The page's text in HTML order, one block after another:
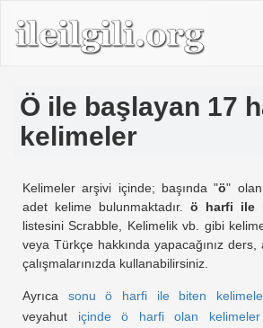
Ö ile başlayan 17
kelimeler
Kelimeler arşivi içinde; başında "ö"
adet kelime bulunmaktadır. ö harfi ile
listesini Scrabble, Kelimelik vb. gibi
veya Türkçe hakkında yapacağınız
çalışmalarınızda kullanabilirsiniz.
Ayrıca sonu ö harfi ile biten
veyahut içinde ö harfi olan kelimeler